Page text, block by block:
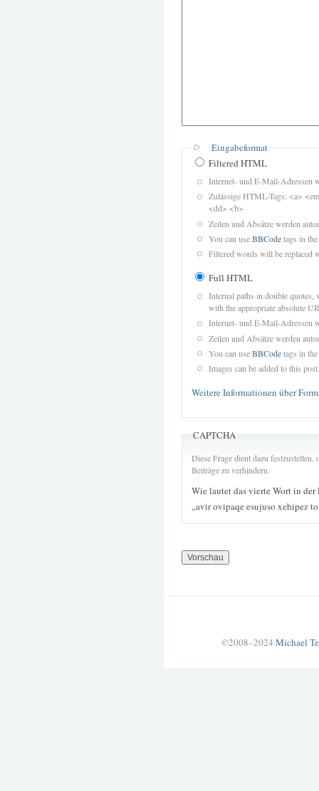
Eingabeformat
Filtered HTML
Internet- und E-Mail-Adressen
Zulässige HTML-Tags: <a>
<dd> <b>
Zeilen und Absätze werden
You can useBBCodetags in
Filtered words will be replaced
Full HTML
Internal paths in double quotes,
with the appropriate absolute
Internet- und E-Mail-Adressen
Zeilen und Absätze werden
You can useBBCodetags in
Images can be added to this post.
Weitere Informationen über
CAPTCHA
Diese Frage dient dazu
Beiträge zu verhindern.
Wie lautet das vierte Wort in der
„avir ovipaqe esujuso xehipez
©2008–2024 Michael